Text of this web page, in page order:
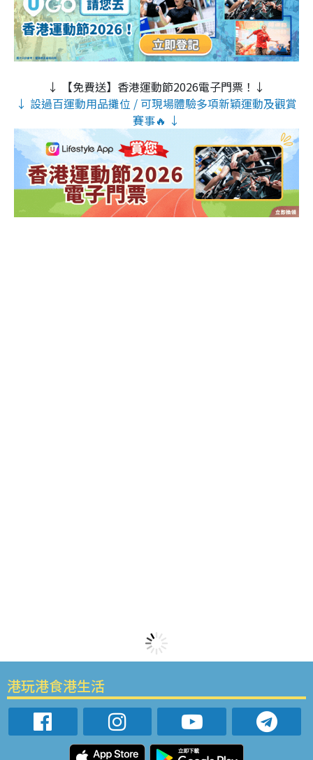
↓ 【免費送】香港運動節2026電子門票！↓
↓ 設過百運動用品攤位 / 可現場體驗多項新穎運動及觀賞
賽事🔥 ↓
港玩港食港生活